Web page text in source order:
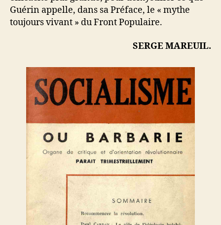
Guérin appelle, dans sa Préface, le « mythe
toujours vivant » du Front Populaire.
SERGE MAREUIL.